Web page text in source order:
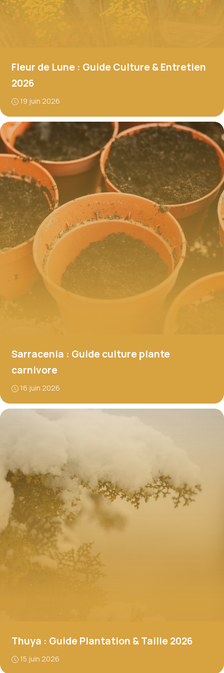
Fleur de Lune : Guide Culture & Entretien
2026
19 juin 2026
Sarracenia : Guide culture plante
carnivore
16 juin 2026
Thuya : Guide Plantation & Taille 2026
15 juin 2026